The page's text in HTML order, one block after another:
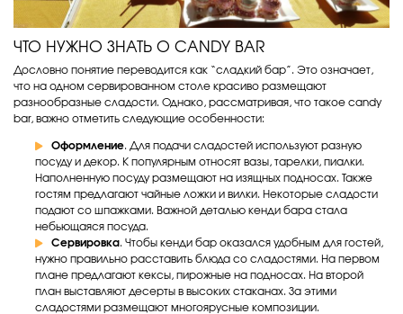
ЧТО НУЖНО ЗНАТЬ О CANDY BAR
Дословно понятие переводится как “сладкий бар”. Это означает,
что на одном сервированном столе красиво размещают
разнообразные сладости. Однако, рассматривая, что такое candy
bar, важно отметить следующие особенности:
Оформление. Для подачи сладостей используют разную
посуду и декор. К популярным относят вазы, тарелки, пиалки.
Наполненную посуду размещают на изящных подносах. Также
гостям предлагают чайные ложки и вилки. Некоторые сладости
подают со шпажками. Важной деталью кенди бара стала
небьющаяся посуда.
Сервировка. Чтобы кенди бар оказался удобным для гостей,
нужно правильно расставить блюда со сладостями. На первом
плане предлагают кексы, пирожные на подносах. На второй
план выставляют десерты в высоких стаканах. За этими
сладостями размещают многоярусные композиции.